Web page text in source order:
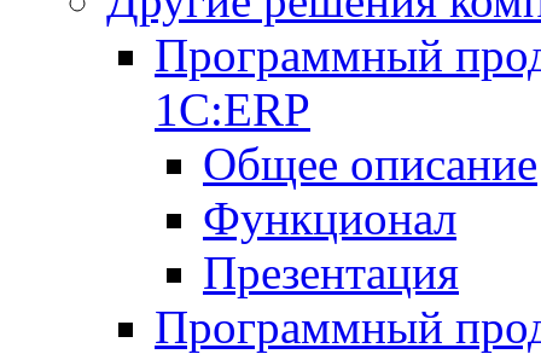
Программный
1С:ERP
Общее описание
Функционал
Презентация
Программный